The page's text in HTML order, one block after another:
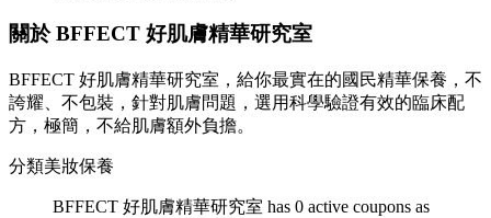
關於 BFFECT 好肌膚精華研究室
BFFECT 好肌膚精華研究室，給你最實在的國民精華保養，不
誇耀、不包裝，針對肌膚問題，選用科學驗證有效的臨床配
方，極簡，不給肌膚額外負擔。
分類美妝保養
BFFECT 好肌膚精華研究室 has 0 active coupons as